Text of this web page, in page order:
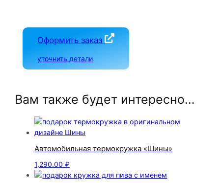
Оформить заказ
уточнить детали
Вам также будет интересно…
Автомобильная термокружка «Шины»
1,290.00₽